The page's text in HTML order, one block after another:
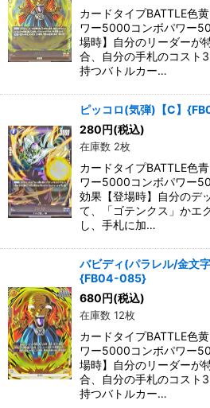
カードタイプBATTLE色
ワー5000コンボパワー
場時】自分のリーダーが
合、自分の手札のコスト
持つバトルカー…
ピッコロ(気弾)【C】
280 円(税込)
在庫数 2枚
カードタイプBATTLE色
ワー5000コンボパワー
効果【登場時】自分のデ
て、「ゴテンクス」かエ
し、手札に加…
バビディ(パラレル/金文
{FB04-085}
680 円(税込)
在庫数 12枚
カードタイプBATTLE色
ワー5000コンボパワー
場時】自分のリーダーが
合、自分の手札のコスト
持つバトルカー…